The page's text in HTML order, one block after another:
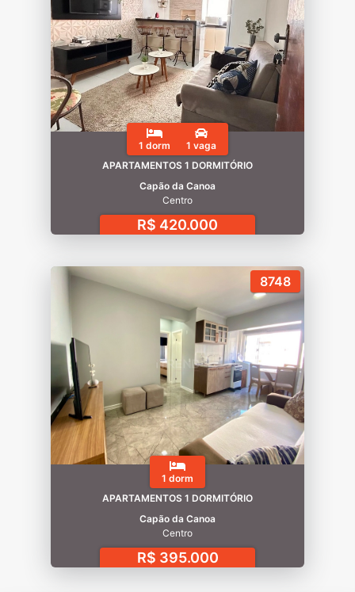
1 dorm
1 vaga
APARTAMENTOS 1 DORMITÓRIO
Capão da Canoa
Centro
R$ 420.000
8748
1 dorm
APARTAMENTOS 1 DORMITÓRIO
Capão da Canoa
Centro
R$ 395.000